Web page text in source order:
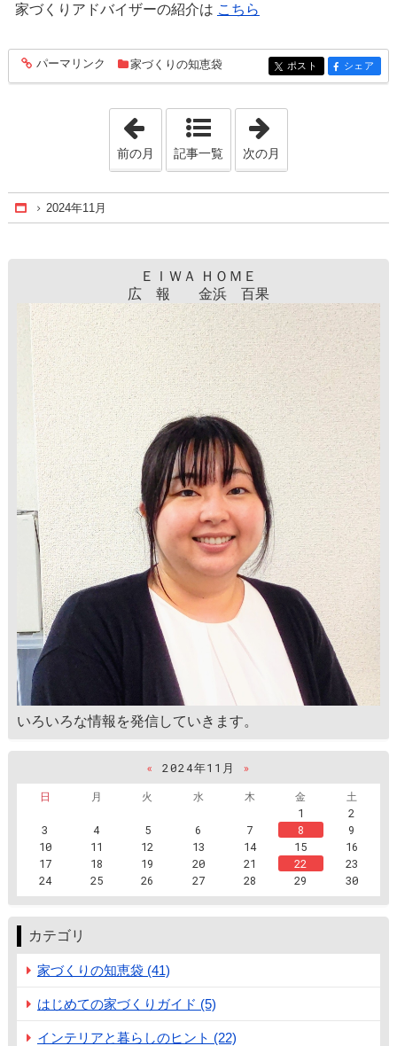
家づくりアドバイザーの紹介は こちら
entry206
パーマリンク 家づくりの知恵袋 entry206
ポスト entry206
シェア
「2024年10月」
前の月 記事一覧 次の月
Home
2024年11月
ＥＩＷＡ ＨＯＭＥ
広 報 金浜 百果
いろいろな情報を発信していきます。
« 2024年11月
»
日
月 火 水 木 金
土
1
2
3
4 5 6 7 8
9
10
11 12 13 14 15
16
17
18 19 20 21 22
23
24
25 26 27 28 29 30
カテゴリ
家づくりの知恵袋 (41)
はじめての家づくりガイド (5)
インテリアと暮らしのヒント (22)